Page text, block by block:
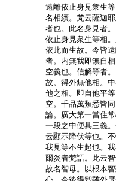
遠離依止身見衆生
名相續。梵云薩迦
者也。此名身見者
依止身見衆生等相
依此而生故。今皆
者。内無我即無自
空義也。信解等者
故。得外無他相。
他之相。即自他平
空。千品萬類悉皆
論。廣大第一當住
一段之中便具三義
云顯示降伏等也。
我見等不生起也。
爾炎者梵語。此云
故名智母。以根本